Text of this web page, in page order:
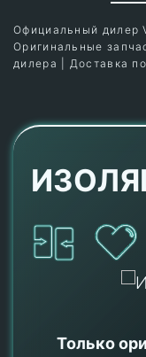
Официальный дилер
Оригинальные
дилера | Доставка
Только